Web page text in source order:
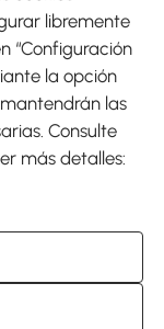
(Barcelona),
libremente
“Configuración
la opción
las
Consulte
más detalles: